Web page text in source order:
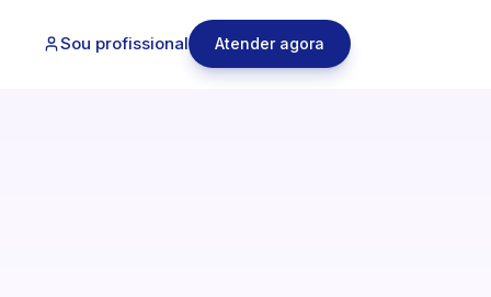
Sou profissional Atender agora